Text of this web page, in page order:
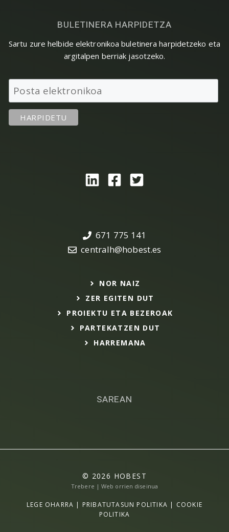
BULETINERA HARPIDETZA
Sartu zure helbide elektronikoa buletinera harpidetzeko eta
argitalpen berriak jasotzeko.
SAREAN
671 775 141
centralh@hobest.es
NOR NAIZ
ZER EGITEN DUT
PROIEKTU ETA BEZEROAK
PARTEKATZEN DUT
HARREMANA
© 2026 HOBEST
Trebere | Web orrien diseinua
LEGE OHARRA | PRIBATUTASUN POLITIKA | COOKIE
POLITIKA